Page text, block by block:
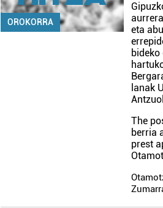
OROKORRA
eta
lanak
The
berria
prest